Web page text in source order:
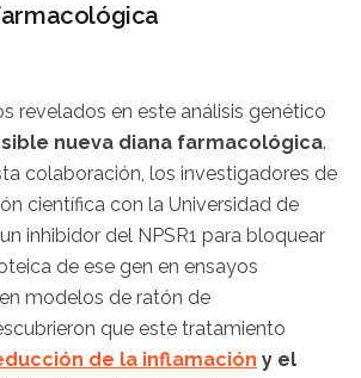
revelados en este análisis genético
nueva diana farmacológica.
colaboración, los investigadores de
científica con la Universidad de
inhibidor del NPSR1 para bloquear
de ese gen en ensayos
modelos de ratón de
que este tratamiento
de la inflamación y el